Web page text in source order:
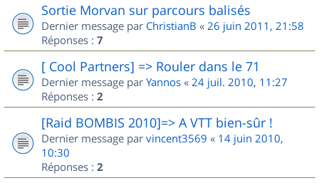
Sortie Morvan sur parcours balisés
Dernier message par ChristianB « 26 juin 2011, 21:58
Réponses : 7
[ Cool Partners] => Rouler dans le 71
Dernier message par Yannos « 24 juil. 2010, 11:27
Réponses : 2
[Raid BOMBIS 2010]=> A VTT bien-sûr !
Dernier message par vincent3569 « 14 juin 2010,
10:30
Réponses : 2